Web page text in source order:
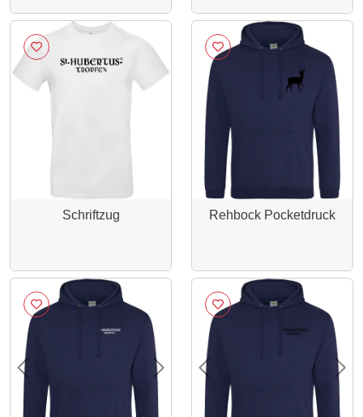
Schriftzug Rehbock Pocketdruck
Previous Next Previous